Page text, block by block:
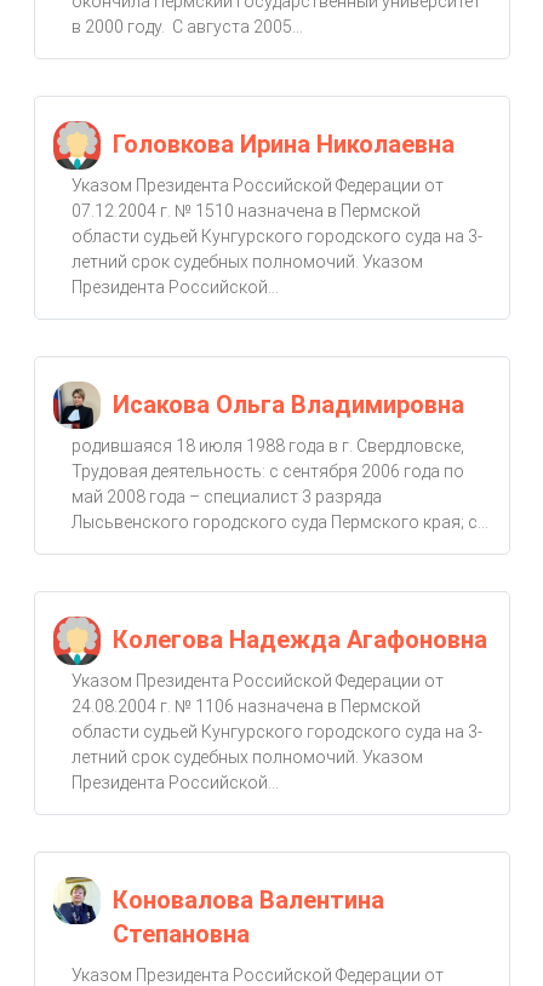
в 2000 году. С августа 2005...
Головкова Ирина Николаевна
Указом Президента Российской Федерации от
07.12.2004 г. № 1510 назначена в Пермской
области судьей Кунгурского городского суда на 3-
летний срок судебных полномочий. Указом
Президента Российской...
Исакова Ольга Владимировна
родившаяся 18 июля 1988 года в г. Свердловске,
Трудовая деятельность: с сентября 2006 года по
май 2008 года – специалист 3 разряда
Лысьвенского городского суда Пермского края; с...
Колегова Надежда Агафоновна
Указом Президента Российской Федерации от
24.08.2004 г. № 1106 назначена в Пермской
области судьей Кунгурского городского суда на 3-
летний срок судебных полномочий. Указом
Президента Российской...
Коновалова Валентина
Степановна
Указом Президента Российской Федерации от